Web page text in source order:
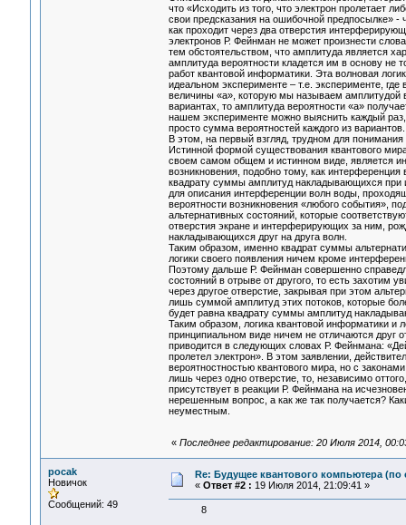
что «Исходить из того, что электрон пролетает
свои предсказания на ошибочной предпосылке» -
как проходит через два отверстия
электронов Р. Фейнман не может произнести
тем обстоятельством, что амплитуда является
амплитуда вероятности кладется им в основу не
работ квантовой информатики. Эта волновая
идеальном эксперименте – т.е. эксперименте, где
величины «а», которую мы называем амплитудой
вариантах, то амплитуда вероятности «а»
нашем эксперименте можно выяснить каждый
просто сумма вероятностей каждого из
В этом, на первый взгляд, трудном для
Истинной формой существования квантового
своем самом общем и истинном виде, является
возникновения, подобно тому, как
квадрату суммы амплитуд накладывающихся при
для описания интерференции волн воды,
вероятности возникновения «любого события»,
альтернативных состояний, которые
отверстия экране и интерферирующих за ним,
накладывающихся друг на друга волн.
Таким образом, именно квадрат суммы
логики своего появления ничем кроме
Поэтому дальше Р. Фейнман совершенно
состояний в отрыве от другого, то есть захотим
через другое отверстие, закрывая при этом
лишь суммой амплитуд этих потоков, которые
будет равна квадрату суммы амплитуд
Таким образом, логика квантовой информатики
принципиальном виде ничем не отличаются друг
приводится в следующих словах Р. Фейнмана:
пролетел электрон». В этом заявлении,
вероятностностью квантового мира, но с
лишь через одно отверстие, то, независимо
присутствует в реакции Р. Фейнмана на
нерешенным вопрос, а как же так получается?
неуместным.
« Последнее редактирование: 20 Июля 2014,
pocak
Новичок
Сообщений: 49
Re: Будущее квантового компьютера (по
« Ответ #2 : 19 Июля 2014, 21:09:41 »
8